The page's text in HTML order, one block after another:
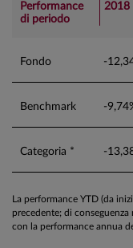
Performance
di periodo
2018
Fondo -
Benchmark -
Categoria * -
La performance YTD (da
precedente; di
con la performance annua